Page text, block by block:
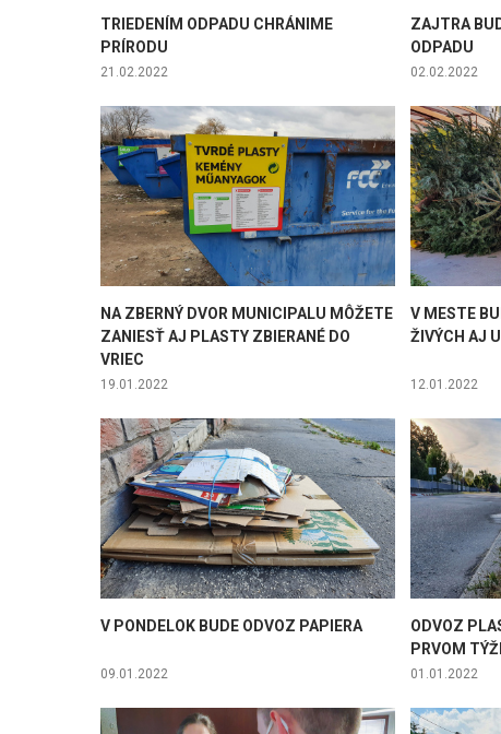
TRIEDENÍM ODPADU CHRÁNIME
PRÍRODU
21.02.2022
ZAJTRA
ODPADU
02.02.2022
NA ZBERNÝ DVOR MUNICIPALU MÔŽETE
ZANIESŤ AJ PLASTY ZBIERANÉ DO
VRIEC
19.01.2022
V MESTE
ŽIVÝCH AJ
12.01.2022
V PONDELOK BUDE ODVOZ PAPIERA
09.01.2022
ODVOZ
PRVOM
01.01.2022